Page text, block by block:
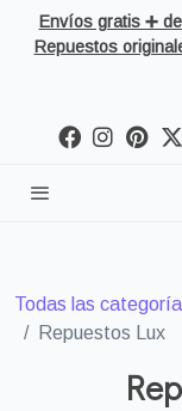
Envíos gratis ➕
Repuestos
Todas las
Repuestos Lux